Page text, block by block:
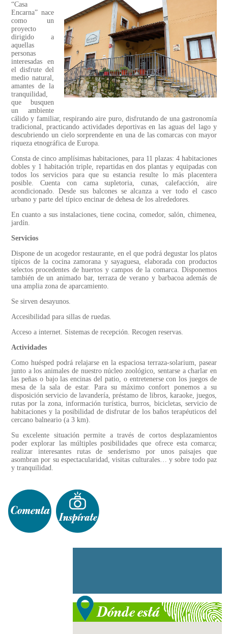
“Casa
Encarna” nace
como un
proyecto
dirigido a
aquellas
personas
interesadas en
el disfrute del
medio natural,
amantes de la
tranquilidad,
que busquen
un ambiente
cálido y familiar, respirando aire puro, disfrutando de una gastronomía
tradicional, practicando actividades deportivas en las aguas del lago y
descubriendo un cielo sorprendente en una de las comarcas con mayor
riqueza etnográfica de Europa.
Consta de cinco amplísimas habitaciones, para 11 plazas: 4 habitaciones
dobles y 1 habitación triple, repartidas en dos plantas y equipadas con
todos los servicios para que su estancia resulte lo más placentera
posible. Cuenta con cama supletoria, cunas, calefacción, aire
acondicionado. Desde sus balcones se alcanza a ver todo el casco
urbano y parte del típico encinar de dehesa de los alrededores.
En cuanto a sus instalaciones, tiene cocina, comedor, salón, chimenea,
jardín.
Servicios
Dispone de un acogedor restaurante, en el que podrá degustar los platos
típicos de la cocina zamorana y sayaguesa, elaborada con productos
selectos procedentes de huertos y campos de la comarca. Disponemos
también de un animado bar, terraza de verano y barbacoa además de
una amplia zona de aparcamiento.
Se sirven desayunos.
Accesibilidad para sillas de ruedas.
Acceso a internet. Sistemas de recepción. Recogen reservas.
Actividades
Como huésped podrá relajarse en la espaciosa terraza-solarium, pasear
junto a los animales de nuestro núcleo zoológico, sentarse a charlar en
las peñas o bajo las encinas del patio, o entretenerse con los juegos de
mesa de la sala de estar. Para su máximo confort ponemos a su
disposición servicio de lavandería, préstamo de libros, karaoke, juegos,
rutas por la zona, información turística, burros, bicicletas, servicio de
habitaciones y la posibilidad de disfrutar de los baños terapéuticos del
cercano balneario (a 3 km).
Su excelente situación permite a través de cortos desplazamientos
poder explorar las múltiples posibilidades que ofrece esta comarca;
realizar interesantes rutas de senderismo por unos paisajes que
asombran por su espectacularidad, visitas culturales… y sobre todo paz
y tranquilidad.